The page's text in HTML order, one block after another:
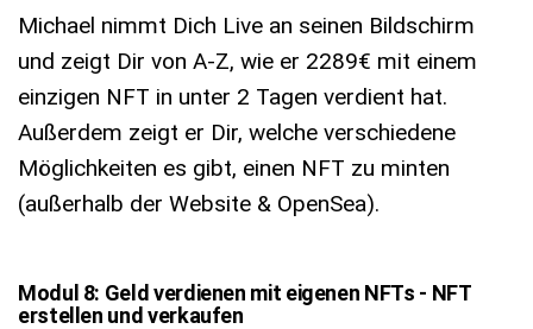
Michael nimmt Dich Live an seinen Bildschirm
und zeigt Dir von A-Z, wie er 2289€ mit einem
einzigen NFT in unter 2 Tagen verdient hat.
Außerdem zeigt er Dir, welche verschiedene
Möglichkeiten es gibt, einen NFT zu minten
(außerhalb der Website & OpenSea).
Modul 8: Geld verdienen mit eigenen NFTs - NFT
erstellen und verkaufen